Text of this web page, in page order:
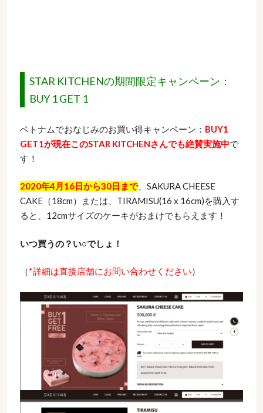
STAR KITCHENの期間限定キャンペーン：
BUY 1 GET 1
ベトナムでおなじみのお買い得キャンペーン： BUY1
GET1が現在このSTAR KITCHENさんでも絶賛実施中で
す！
2020年4月16日から30日まで、SAKURA CHEESE
CAKE（18cm）または、TIRAMISU(16 x 16cm)を購入す
ると、12cmサイズのケーキがおまけでもらえます！
いつ買うの？い○でしょ！
（*詳細は直接店舗にお問い合わせください）